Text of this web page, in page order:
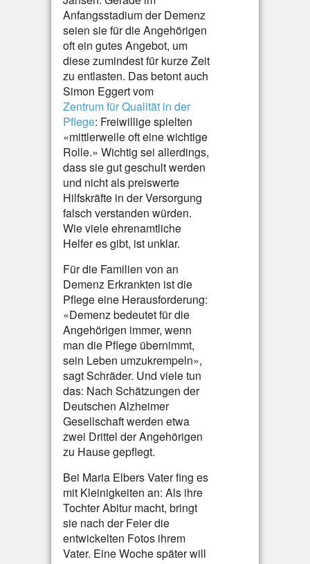
Anfangsstadium der Demenz
seien sie für die Angehörigen
oft ein gutes Angebot, um
diese zumindest für kurze Zeit
zu entlasten. Das betont auch
Simon Eggert vom
Zentrum für Qualität in der
Pflege: Freiwillige spielten
«mittlerweile oft eine wichtige
Rolle.» Wichtig sei allerdings,
dass sie gut geschult werden
und nicht als preiswerte
Hilfskräfte in der Versorgung
falsch verstanden würden.
Wie viele ehrenamtliche
Helfer es gibt, ist unklar.
Für die Familien von an
Demenz Erkrankten ist die
Pflege eine Herausforderung:
«Demenz bedeutet für die
Angehörigen immer, wenn
man die Pflege übernimmt,
sein Leben umzukrempeln»,
sagt Schräder. Und viele tun
das: Nach Schätzungen der
Deutschen Alzheimer
Gesellschaft werden etwa
zwei Drittel der Angehörigen
zu Hause gepflegt.
Bei Maria Elbers Vater fing es
mit Kleinigkeiten an: Als ihre
Tochter Abitur macht, bringt
sie nach der Feier die
entwickelten Fotos ihrem
Vater. Eine Woche später will